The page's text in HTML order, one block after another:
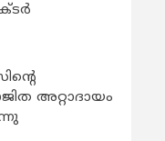
അറ്റാദായം